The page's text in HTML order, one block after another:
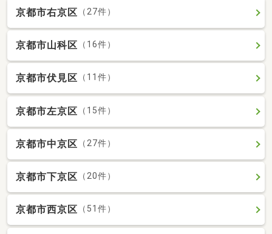
京都市右京区 （27件）
京都市山科区 （16件）
京都市伏見区 （11件）
京都市左京区 （15件）
京都市中京区 （27件）
京都市下京区 （20件）
京都市西京区 （51件）